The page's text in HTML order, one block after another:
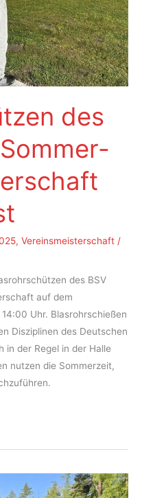
des
, Vereinsmeisterschaft /
des BSV
auf dem
Uhr. Blasrohrschießen
Disziplinen des Deutschen
in der Regel in der Halle
nutzen die Sommerzeit,